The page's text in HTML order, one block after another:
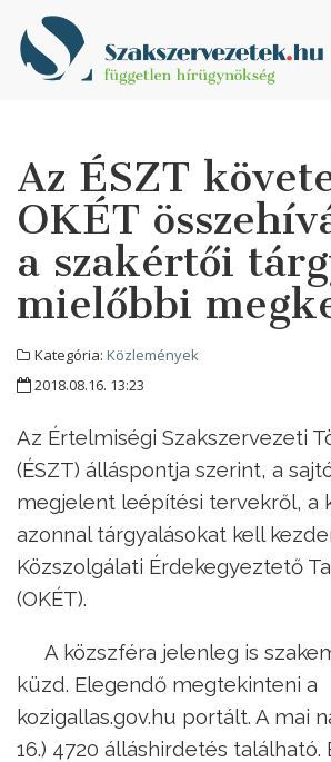
Az ÉSZT
OKÉT
a szakértői
mielőbbi
Kategória: Közlemények
2018.08.16. 13:23
Az Értelmiségi Szakszervezeti
(ÉSZT) álláspontja szerint, a
megjelent leépítési tervekről, a
azonnal tárgyalásokat kell
Közszolgálati Érdekegyeztető
(OKÉT).
A közszféra jelenleg is
küzd. Elegendő megtekinteni a
kozigallas.gov.hu portált. A mai
16.) 4720 álláshirdetés található.